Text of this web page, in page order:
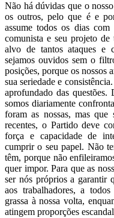
Não há dúvidas que o
os outros, pelo que é e
assume todos os dias
comunista e seu projeto de
alvo de tantos ataques e
sejamos ouvidos sem o
posições, porque os nossos
sua seriedade e
aprofundado das
somos diariamente
foram as nossas, mas que
recentes, o Partido deve
força e capacidade de
cumprir o seu papel. Não
têm, porque não
quer impor. Para que as
ser nós próprios a garantir
aos trabalhadores, a
grassa à nossa volta,
atingem proporções